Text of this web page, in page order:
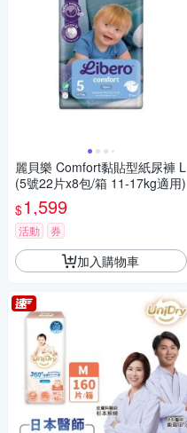
麗貝樂 Comfort黏貼型紙尿褲 L
(5號22片x8包/箱 11-17kg適用)
$1,599
活動 券
加入購物車